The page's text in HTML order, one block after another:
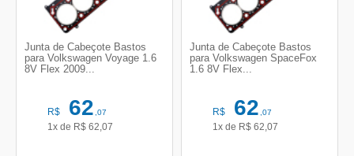
Junta de Cabeçote Bastos
para Volkswagen Voyage 1.6
8V Flex 2009...
R$ 62,07
1x de R$ 62,07
Junta de Cabeçote Bastos
para Volkswagen SpaceFox
1.6 8V Flex...
R$ 62,07
1x de R$ 62,07